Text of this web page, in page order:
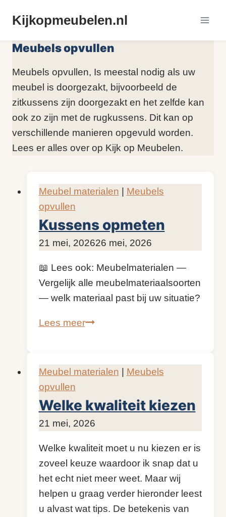
naarKijkopmeubelen.nl
Meubels opvullen
Meubels opvullen, Is meestal nodig als uw
meubel is doorgezakt, bijvoorbeeld de
zitkussens zijn doorgezakt en het zelfde kan
ook zo zijn met de rugkussens. Dit kan op
verschillende manieren opgevuld worden.
Lees er alles over op Kijk op Meubelen.
Meubel materialen
Meubels
opvullen
Kussens opmeten
DoorKijkopMeubelen.nl
21 mei, 202626 mei, 2026
📖 Lees ook: Meubelmaterialen —
Vergelijk alle meubelmateriaalsoorten
— welk materiaal past bij uw situatie?
Lees meerKussens
Meubel materialen
Meubels
opvullen
Welke kwaliteit kiezen
DoorKijkopMeubelen.nl
21 mei, 2026
Welke kwaliteit moet u nu kiezen er is
zoveel keuze waardoor ik snap dat u
het echt niet meer weet. Maar wij
helpen u graag verder hieronder leest
u alvast wat tips. De betekenis van